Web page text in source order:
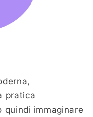
pratica
quindi immaginare